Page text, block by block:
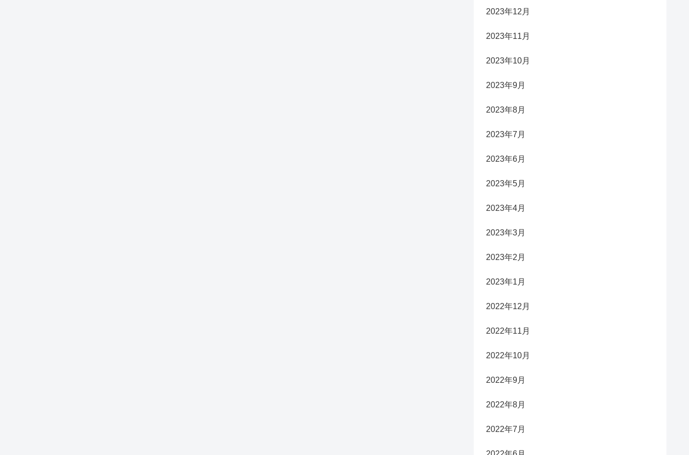
2023年12月
2023年11月
2023年10月
2023年9月
2023年8月
2023年7月
2023年6月
2023年5月
2023年4月
2023年3月
2023年2月
2023年1月
2022年12月
2022年11月
2022年10月
2022年9月
2022年8月
2022年7月